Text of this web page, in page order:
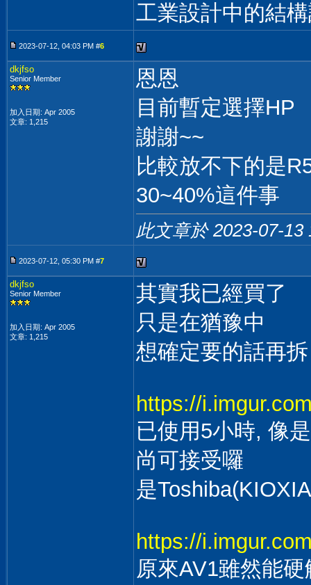
工業設計中的結
2023-07-12, 04:03 PM #6
dkjfso
Senior Member
加入日期: Apr 2005
文章: 1,215
恩恩
目前暫定選擇HP
謝謝~~
比較放不下的是
30~40%這件事
此文章於 2023-07-13
2023-07-12, 05:30 PM #7
dkjfso
Senior Member
加入日期: Apr 2005
文章: 1,215
其實我已經買了
只是在猶豫中
想確定要的話再拆
https://
已使用5小時, 像
尚可接受囉
是
https://
原來AV1雖然能